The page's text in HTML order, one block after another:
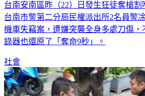
台南安南區昨（22）日發生狂徒奪槍割
台南市警第二分局民權派出所2名員警
機車失竊案，遭嫌突襲全身多處刀傷
錄器也還原了「奪命9秒」。
社會